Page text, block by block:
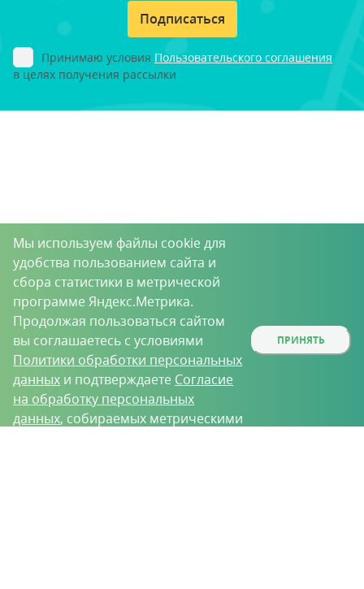
Подписаться
Принимаю условия Пользовательского соглашения
в целях получения рассылки
Мы используем файлы cookie для
удобства пользованием сайта и
сбора статистики в метрической
программе Яндекс.Метрика.
Продолжая пользоваться сайтом
вы соглашаетесь с условиями
Политики обработки персональных
данных и подтверждаете Согласие
на обработку персональных
данных, собираемых метрическими
ПРИНЯТЬ